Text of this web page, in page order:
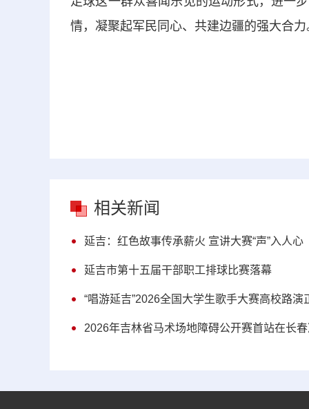
情，凝聚起军民同心、共建边疆的强大合
相关新闻
延吉：红色故事传承薪火 宣讲大赛“声”入人心
延吉市第十五届干部职工排球比赛落幕
“唱游延吉”2026全国大学生歌手大赛高校路演
2026年吉林省马术场地障碍公开赛首站在长